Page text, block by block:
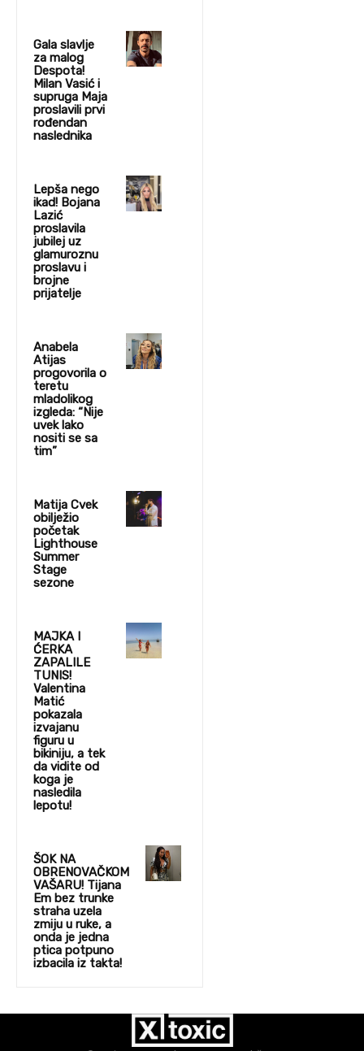
Gala slavlje
za malog
Despota!
Milan Vasić i
supruga Maja
proslavili prvi
rođendan
naslednika
Lepša nego
ikad! Bojana
Lazić
proslavila
jubilej uz
glamuroznu
proslavu i
brojne
prijatelje
Anabela
Atijas
progovorila o
teretu
mladolikog
izgleda: “Nije
uvek lako
nositi se sa
tim”
Matija Cvek
obilježio
početak
Lighthouse
Summer
Stage
sezone
MAJKA I
ĆERKA
ZAPALILE
TUNIS!
Valentina
Matić
pokazala
izvajanu
figuru u
bikiniju, a tek
da vidite od
koga je
nasledila
lepotu!
ŠOK NA
OBRENOVAČKOM
VAŠARU! Tijana
Em bez trunke
straha uzela
zmiju u ruke, a
onda je jedna
ptica potpuno
izbacila iz takta!